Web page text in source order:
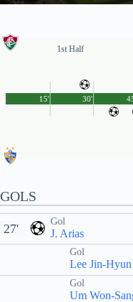
1st Half
15' 30'
GOLS
Gol
J. Arias
27'
Gol
Lee Jin-Hyun
Gol
Um Won-